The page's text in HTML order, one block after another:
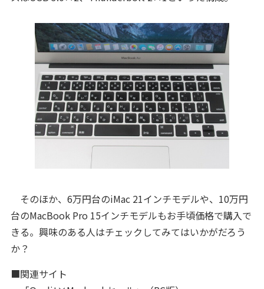
そのほか、6万円台のiMac 21インチモデルや、10万円
台のMacBook Pro 15インチモデルもお手頃価格で購入で
きる。興味のある人はチェックしてみてはいかがだろう
か？
■関連サイト